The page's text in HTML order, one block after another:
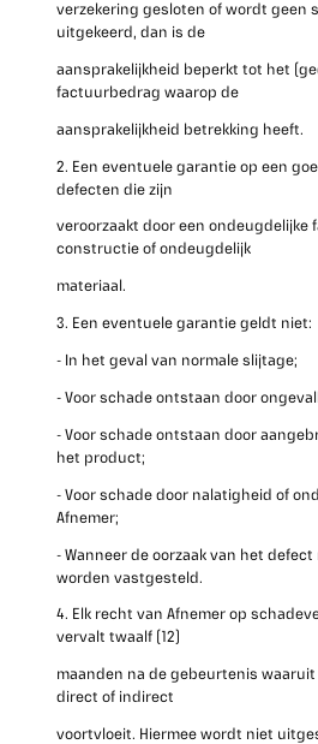
verzekering gesloten of wordt geen
uitgekeerd, dan is de
aansprakelijkheid beperkt tot het
factuurbedrag waarop de
aansprakelijkheid betrekking heeft.
2. Een eventuele garantie op een
defecten die zijn
veroorzaakt door een ondeugdelijke
constructie of ondeugdelijk
materiaal.
3. Een eventuele garantie geldt niet:
- In het geval van normale slijtage;
- Voor schade ontstaan door
- Voor schade ontstaan door
het product;
- Voor schade door nalatigheid of
Afnemer;
- Wanneer de oorzaak van het
worden vastgesteld.
4. Elk recht van Afnemer op
vervalt twaalf (12)
maanden na de gebeurtenis waaruit
direct of indirect
voortvloeit. Hiermee wordt niet